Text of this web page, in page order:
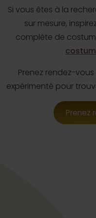
Si vous êtes à la
sur mesure,
complète de
Prenez rendez-
expérimenté pour
Prenez